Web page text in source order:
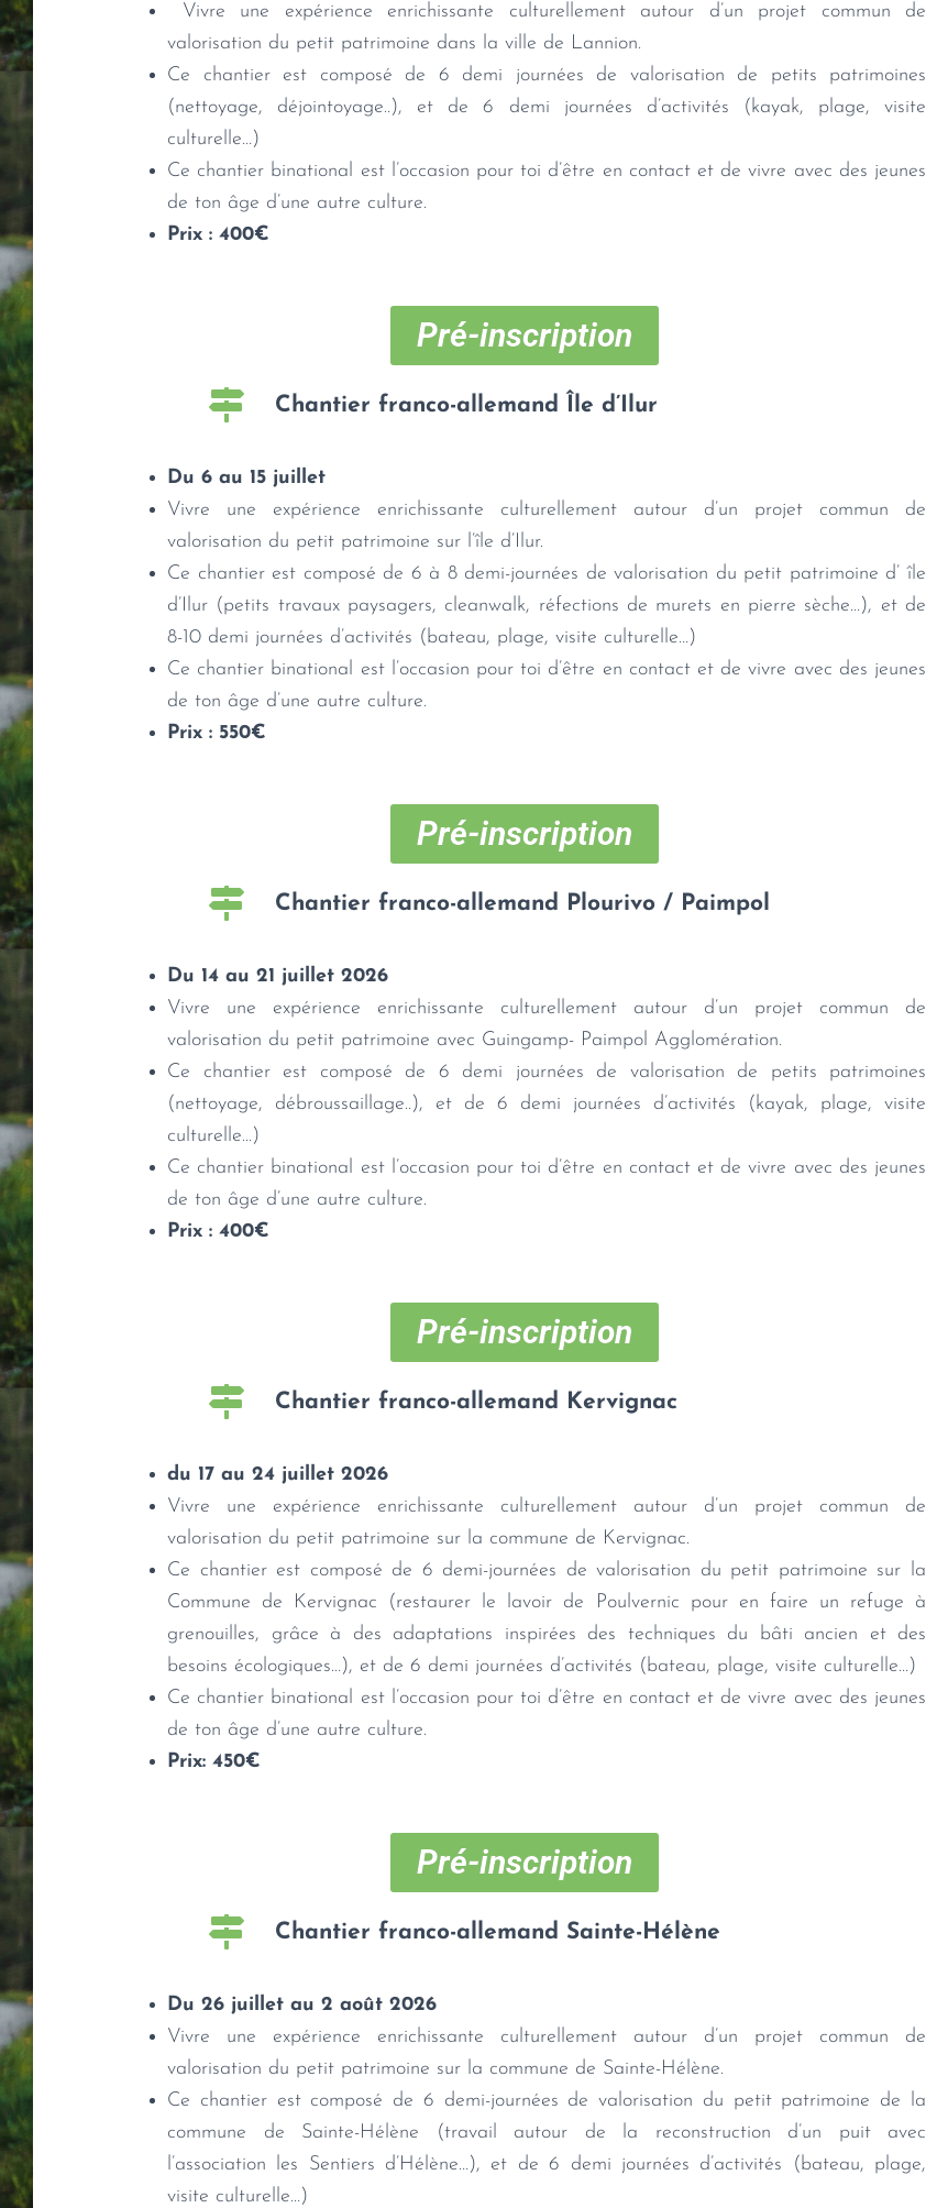
Vivre une expérience enrichissante culturellement autour d’un projet commun de
valorisation du petit patrimoine dans la ville de Lannion.
Ce chantier est composé de 6 demi journées de valorisation de petits patrimoines
(nettoyage, déjointoyage..), et de 6 demi journées d’activités (kayak, plage, visite
culturelle…)
Ce chantier binational est l’occasion pour toi d’être en contact et de vivre avec des jeunes
de ton âge d’une autre culture.
Prix : 400€
Pré-inscription
Chantier franco-allemand Île d’Ilur
Du 6 au 15 juillet
Vivre une expérience enrichissante culturellement autour d’un projet commun de
valorisation du petit patrimoine sur l’île d’Ilur.
Ce chantier est composé de 6 à 8 demi-journées de valorisation du petit patrimoine d’ île
d’Ilur (petits travaux paysagers, cleanwalk, réfections de murets en pierre sèche…), et de
8-10 demi journées d’activités (bateau, plage, visite culturelle…)
Ce chantier binational est l’occasion pour toi d’être en contact et de vivre avec des jeunes
de ton âge d’une autre culture.
Prix : 550€
Pré-inscription
Chantier franco-allemand Plourivo / Paimpol
Du 14 au 21 juillet 2026
Vivre une expérience enrichissante culturellement autour d’un projet commun de
valorisation du petit patrimoine avec Guingamp- Paimpol Agglomération.
Ce chantier est composé de 6 demi journées de valorisation de petits patrimoines
(nettoyage, débroussaillage..), et de 6 demi journées d’activités (kayak, plage, visite
culturelle…)
Ce chantier binational est l’occasion pour toi d’être en contact et de vivre avec des jeunes
de ton âge d’une autre culture.
Prix : 400€
Pré-inscription
Chantier franco-allemand Kervignac
du 17 au 24 juillet 2026
Vivre une expérience enrichissante culturellement autour d’un projet commun de
valorisation du petit patrimoine sur la commune de Kervignac.
Ce chantier est composé de 6 demi-journées de valorisation du petit patrimoine sur la
Commune de Kervignac (restaurer le lavoir de Poulvernic pour en faire un refuge à
grenouilles, grâce à des adaptations inspirées des techniques du bâti ancien et des
besoins écologiques…), et de 6 demi journées d’activités (bateau, plage, visite culturelle…)
Ce chantier binational est l’occasion pour toi d’être en contact et de vivre avec des jeunes
de ton âge d’une autre culture.
Prix: 450€
Pré-inscription
Chantier franco-allemand Sainte-Hélène
Du 26 juillet au 2 août 2026
Vivre une expérience enrichissante culturellement autour d’un projet commun de
valorisation du petit patrimoine sur la commune de Sainte-Hélène.
Ce chantier est composé de 6 demi-journées de valorisation du petit patrimoine de la
commune de Sainte-Hélène (travail autour de la reconstruction d’un puit avec
l’association les Sentiers d’Hélène…), et de 6 demi journées d’activités (bateau, plage,
visite culturelle…)